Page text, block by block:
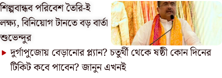
শিল্পবান্ধব পরিবেশ তৈরি-ই
লক্ষ্য, বিনিয়োগ টানতে বড় বার্তা
শুভেন্দুর
দুর্গাপুজোয় বেড়ানোর প্ল্যান? চতুর্থী থেকে ষষ্ঠী কোন দিনের
টিকিট কবে পাবেন? জানুন এখনই